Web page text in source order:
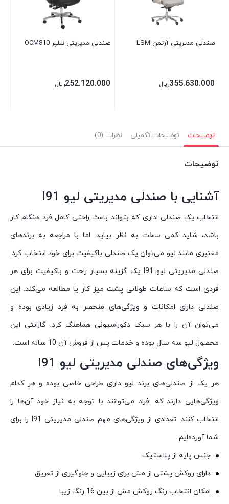
صندلی مدیریتی آرتمن LSM
355.630.000ریال
صندلی مدیریتی نیلپر OCM810
252.120.000ریال
توضیحات توضیحات تکمیلی نظرات (0)
توضیحات
آشنایی با صندلی مدیریتی لیو I91
انتخاب یک صندلی اداری که بتواند باعث راحتی کامل فرد هنگام کار
باشد، شاید کمی سخت به نظر بیاید. اما با مراجعه به برندهای
معتبری مانند لیو می‌توان یک صندلی باکیفیت برای خود انتخاب کرد.
صندلی مدیریتی لیو I91 یک گزینه بسیار راحت و باکیفیت برای هر
فردی است که ساعات طولانی پشت میز کار یا مطالعه می‌کند. این
صندلی دارای امکانات و ویژگی‌های منحصر به فرد زیادی بوده و
می‌توان آن را با هر سبک دکوراسیونی هماهنگ کرد. گارانتی این
محصول لیو سه سال بوده و خدمات پس از فروش آن 10 ساله است.
ویژگی‌های صندلی مدیریتی لیو I91
هر یک از صندلی‌های برند لیو دارای طراحی خاصی بوده و هر کدام
ویژگی‌هایی دارند که افراد می‌توانند با توجه به نیاز خود آن‌ها را
انتخاب کنند. تعدادی از ویژگی‌های مهم صندلی مدیریتی I91 را برای
شما آورده‌ایم:
جنس پایه از پلاستیک
دارای روکش پشتی از مش برای زیبایی و جلوگیری از تعریق
امکان انتخاب رنگ روکش مش از بین 16 رنگ زیبا